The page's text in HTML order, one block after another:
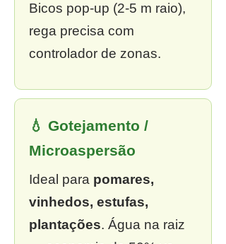
Bicos pop-up (2-5 m raio),
rega precisa com
controlador de zonas.
💧 Gotejamento /
Microaspersão
Ideal para pomares,
vinhedos, estufas,
plantações. Água na raiz